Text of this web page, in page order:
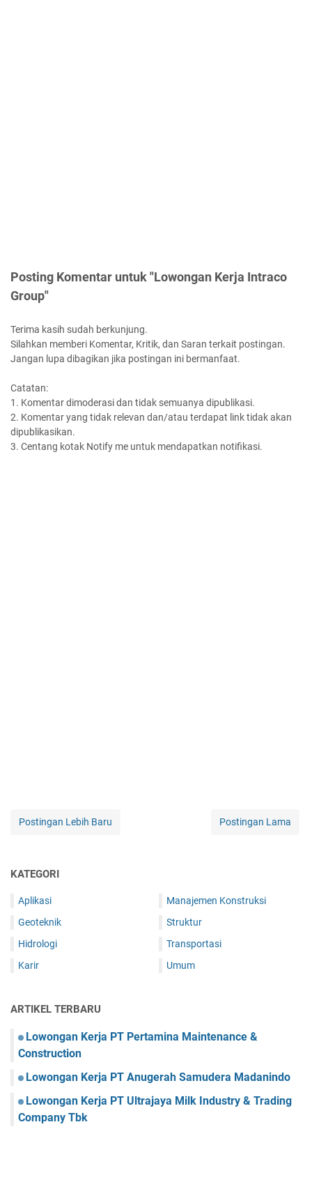
Posting Komentar untuk "Lowongan Kerja Intraco
Group"
Terima kasih sudah berkunjung.
Silahkan memberi Komentar, Kritik, dan Saran terkait postingan.
Jangan lupa dibagikan jika postingan ini bermanfaat.
Catatan:
1. Komentar dimoderasi dan tidak semuanya dipublikasi.
2. Komentar yang tidak relevan dan/atau terdapat link tidak akan
dipublikasikan.
3. Centang kotak Notify me untuk mendapatkan notifikasi.
Postingan Lebih Baru Postingan Lama
KATEGORI
Aplikasi
Geoteknik
Hidrologi
Karir
Manajemen Konstruksi
Struktur
Transportasi
Umum
ARTIKEL TERBARU
Lowongan Kerja PT Pertamina Maintenance &
Construction
Lowongan Kerja PT Anugerah Samudera Madanindo
Lowongan Kerja PT Ultrajaya Milk Industry & Trading
Company Tbk